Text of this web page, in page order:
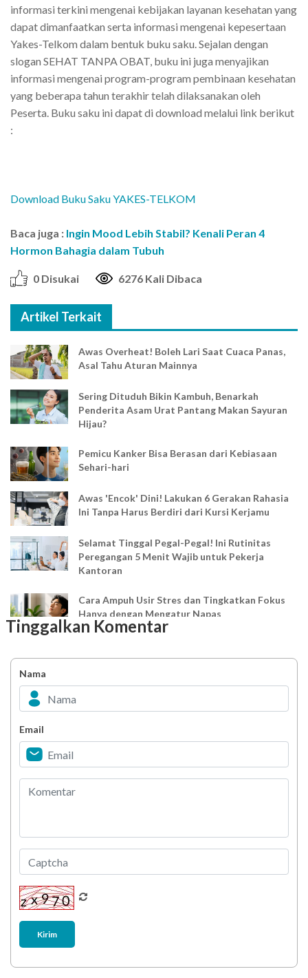
informasi terkini mengenai kebijakan layanan kesehatan yang
dapat dimanfaatkan serta informasi mengenai kepesertaan
Yakes-Telkom dalam bentuk buku saku. Sejalan dengan
slogan SEHAT TANPA OBAT, buku ini juga menyajikan
informasi mengenai program-program pembinaan kesehatan
yang beberapa tahun terakhir telah dilaksanakan oleh
Peserta. Buku saku ini dapat di download melalui link berikut
:
Download Buku Saku YAKES-TELKOM
Baca juga : Ingin Mood Lebih Stabil? Kenali Peran 4
Hormon Bahagia dalam Tubuh
0 Disukai 6276 Kali Dibaca
Artikel Terkait
Awas Overheat! Boleh Lari Saat Cuaca Panas,
Asal Tahu Aturan Mainnya
Sering Dituduh Bikin Kambuh, Benarkah
Penderita Asam Urat Pantang Makan Sayuran
Hijau?
Pemicu Kanker Bisa Berasan dari Kebiasaan
Sehari-hari
Awas 'Encok' Dini! Lakukan 6 Gerakan Rahasia
Ini Tanpa Harus Berdiri dari Kursi Kerjamu
Selamat Tinggal Pegal-Pegal! Ini Rutinitas
Peregangan 5 Menit Wajib untuk Pekerja
Kantoran
Cara Ampuh Usir Stres dan Tingkatkan Fokus
Hanya dengan Mengatur Napas
Bahagia dalam Tubuh
Minuman Manis, Teman atau Ancaman?
Berani Selesaikan Challenge 6.000 Langkah?
Tinggalkan Komentar
Nama
Email
Kirim